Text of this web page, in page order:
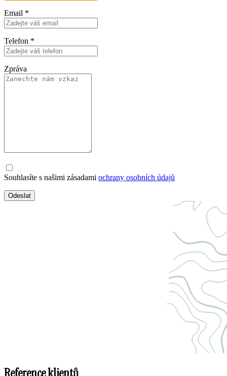
Email *
Telefon *
Zpráva
Souhlasíte s našimi zásadami ochrany osobních údajů
Odeslat